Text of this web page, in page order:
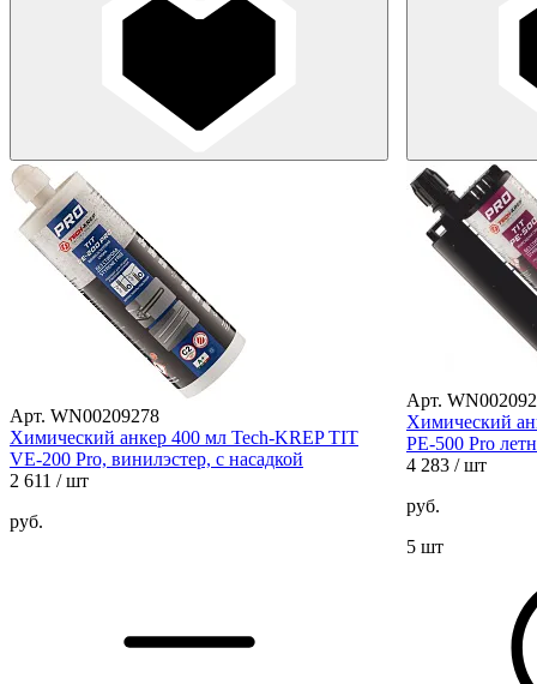
Арт. WN00209278
Химический анкер 400 мл Tech-KREP TIT
VE-200 Pro, винилэстер, с насадкой
2 611 / шт
руб.
Арт.
Химический
PE-500 Pro
4 283 / шт
руб.
5 шт